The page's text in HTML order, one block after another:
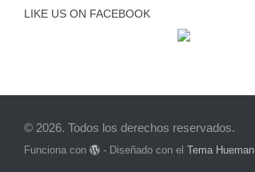
LIKE US ON FACEBOOK
© 2026. Todos los derechos reservados.
Funciona con - Diseñado con elTema Hueman